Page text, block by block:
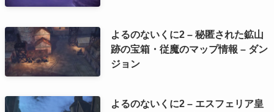
よるのないくに2 – 秘匿された鉱山
跡の宝箱・従魔のマップ情報 – ダン
ジョン
よるのないくに2 – エスフェリア皇